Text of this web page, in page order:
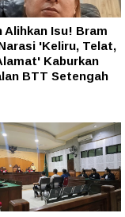
Alihkan Isu! Bram
'Keliru, Telat,
Kaburkan
BTT Setengah